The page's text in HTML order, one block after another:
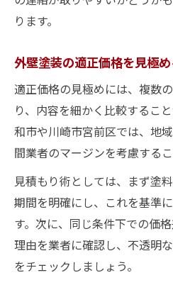
ります。
外壁塗装の適正価格を見極
適正価格の見極めには、複数
り、内容を細かく比較するこ
和市や川崎市宮前区では、地
間業者のマージンを考慮する
見積もり術としては、まず塗
期間を明確にし、これを基準
す。次に、同じ条件下での価
理由を業者に確認し、不透明
をチェックしましょう。